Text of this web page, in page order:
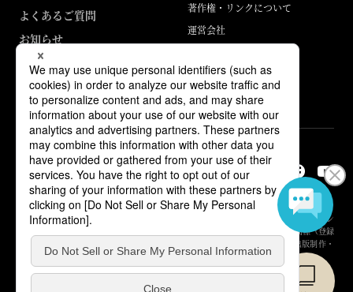
よくあるご質問
お知らせ
著作権・リンクについて
運営会社
ABJマークは、この電子書店・電子書籍配信サービスが、著作権者からコン
テンツ使用許諾を得た正規版配信サービスであることを示す登録商標（登録
番号 第6091713号）です。詳しくは［ABJマーク］または［電子出版制作・
流通協議会］で検索してください。